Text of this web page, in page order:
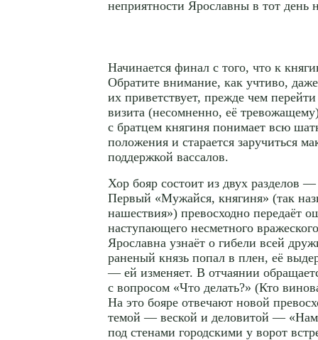
неприятности Ярославны в тот день
Начинается финал с того, что к
Обратите внимание, как учтиво,
их приветствует, прежде чем
визита (несомненно, её
с братцем княгиня понимает всю
положения и старается заручиться
поддержкой вассалов.
Хор бояр состоит из двух разделов
Первый «Мужайся, княгиня» (так
нашествия») превосходно передаёт
наступающего несметного
Ярославна узнаёт о гибели всей
раненый князь попал в плен, её
— ей изменяет. В отчаянии
с вопросом «Что делать?» (Кто
На это бояре отвечают новой
темой — веской и деловитой —
под стенами городскими у ворот